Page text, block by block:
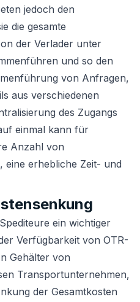
jedoch den
die gesamte
der Verlader unter
und so den
von Anfragen,
aus verschiedenen
des Zugangs
einmal kann für
Anzahl von
eine erhebliche Zeit- und
ein wichtiger
Verfügbarkeit von OTR-
Gehälter von
Transportunternehmen,
der Gesamtkosten